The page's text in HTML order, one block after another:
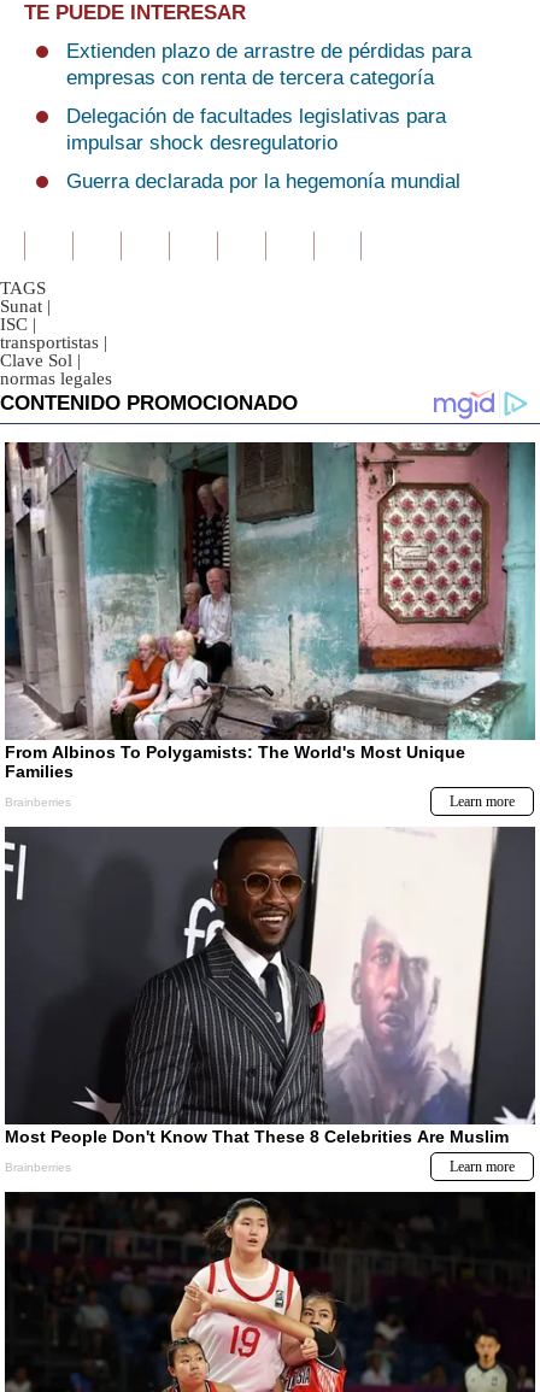
TE PUEDE INTERESAR
Extienden plazo de arrastre de pérdidas para
empresas con renta de tercera categoría
Delegación de facultades legislativas para
impulsar shock desregulatorio
Guerra declarada por la hegemonía mundial
TAGS
Sunat |
ISC |
transportistas |
Clave Sol |
normas legales